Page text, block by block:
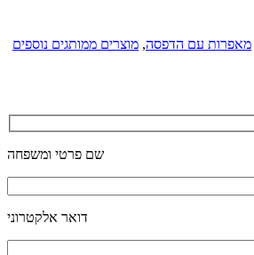
מאפרות עם הדפסה, מוצרים ממותגים נוספים
שם פרטי ומשפחה
דואר אלקטרוני